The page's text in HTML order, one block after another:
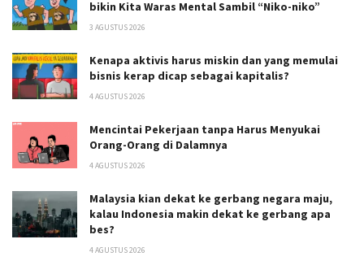
bikin Kita Waras Mental Sambil “Niko-niko”
3 AGUSTUS 2026
Kenapa aktivis harus miskin dan yang memulai
bisnis kerap dicap sebagai kapitalis?
4 AGUSTUS 2026
Mencintai Pekerjaan tanpa Harus Menyukai
Orang-Orang di Dalamnya
4 AGUSTUS 2026
Malaysia kian dekat ke gerbang negara maju,
kalau Indonesia makin dekat ke gerbang apa
bes?
4 AGUSTUS 2026